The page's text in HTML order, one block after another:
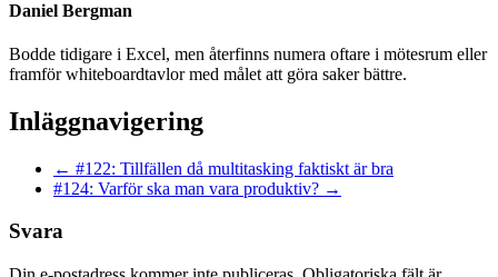
Daniel Bergman
Bodde tidigare i Excel, men återfinns numera oftare i mötesrum eller
framför whiteboardtavlor med målet att göra saker bättre.
Inläggnavigering
← #122: Tillfällen då multitasking faktiskt är bra
#124: Varför ska man vara produktiv? →
Svara